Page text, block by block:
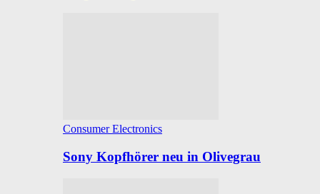
Consumer Electronics
Sony Kopfhörer neu in Olivegrau